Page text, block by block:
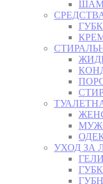
УХОД ЗА